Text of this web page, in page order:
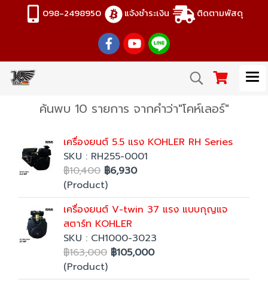
098-2498950 แจ้งชำระเงิน ติดตามพัสดุ
ค้นพบ 10 รายการ จากคำว่า"โคห์เลอร์"
เครื่องยนต์ 5.5 แรง KOHLER RH Series
SKU : RH255-0001
฿10,400 ฿6,930
(Product)
เครื่องยนต์ V-twin 37 แรง แบบกุญแจ
สตาร์ท KOHLER
SKU : CH1000-3023
฿163,000 ฿105,000
(Product)